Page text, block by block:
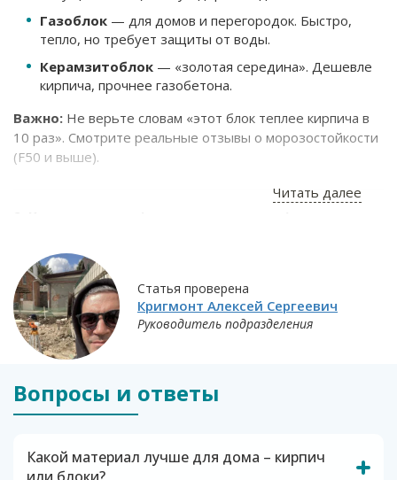
Газоблок — для домов и перегородок. Быстро,
тепло, но требует защиты от воды.
Керамзитоблок — «золотая середина». Дешевле
кирпича, прочнее газобетона.
Важно: Не верьте словам «этот блок теплее кирпича в
10 раз». Смотрите реальные отзывы о морозостойкости
(F50 и выше).
Ошибка в 5 мм на старте = трещина через год.
Армирование — не только каждые 4 ряда, но и над
проемами (90% «мастеров» экономят на этом).
Раствор— для блоков используем клей, а не
цемент (толщина шва 2-3 мм вместо 10 мм).
3. Что спрашивают клиенты
всего: сэкономили на арматуре или положили блоки
Читать далее
Статья проверена
Кригмонт Алексей Сергеевич
Руководитель подразделения
Вопросы и ответы
Какой материал лучше для дома – кирпич
или блоки?